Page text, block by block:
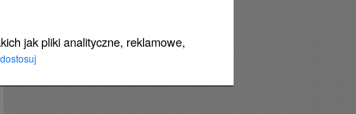
jak pliki analityczne, reklamowe,
dostosuj